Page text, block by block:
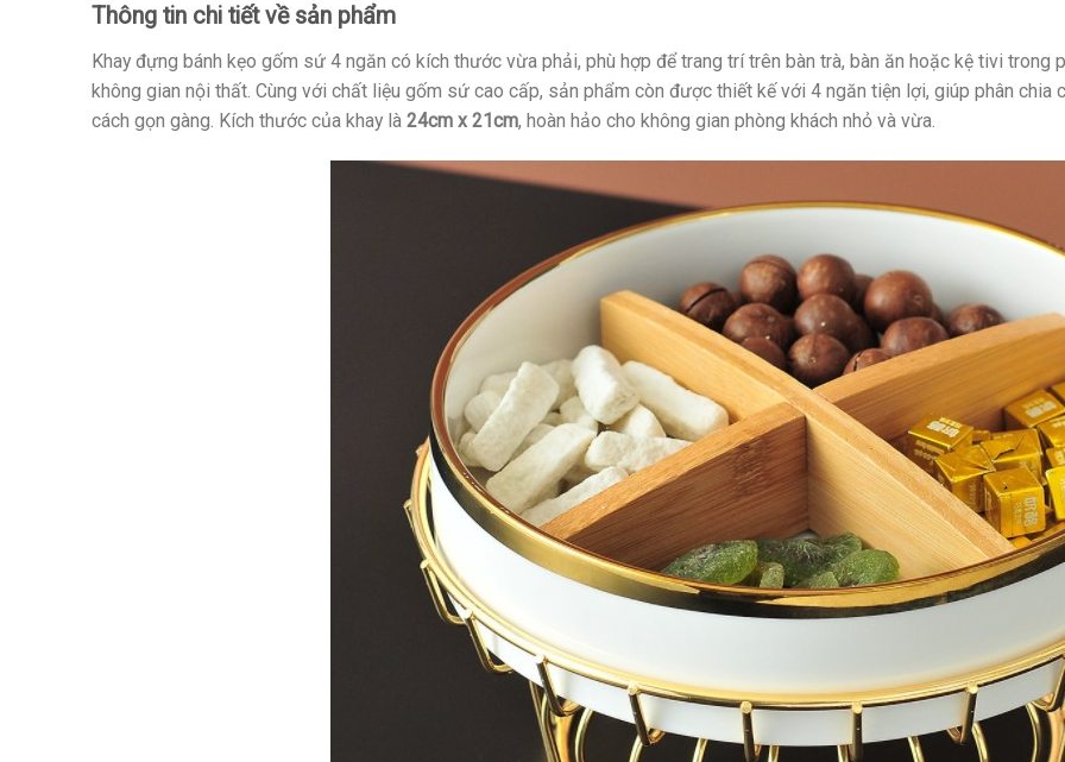
Thông tin chi tiết về sản phẩm
Khay đựng bánh kẹo gốm sứ 4 ngăn có kích thước vừa phải, phù hợp để trang trí trên bàn trà, bàn ăn hoặc kệ tivi
không gian nội thất. Cùng với chất liệu gốm sứ cao cấp, sản phẩm còn được thiết kế với 4 ngăn tiện lợi, giúp phân chia
cách gọn gàng. Kích thước của khay là 24cm x 21cm, hoàn hảo cho không gian phòng khách nhỏ và vừa.